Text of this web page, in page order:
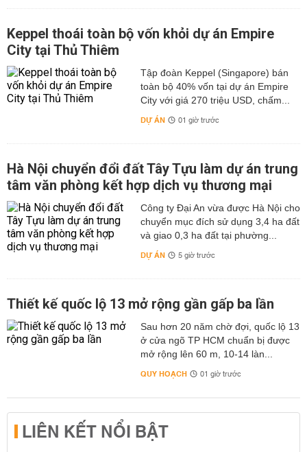
Keppel thoái toàn bộ vốn khỏi dự án Empire
City tại Thủ Thiêm
Tập đoàn Keppel (Singapore) bán
toàn bộ 40% vốn tại dự án Empire
City với giá 270 triệu USD, chấm...
DỰ ÁN 01 giờ trước
Hà Nội chuyển đổi đất Tây Tựu làm dự án trung
tâm văn phòng kết hợp dịch vụ thương mại
Công ty Đại An vừa được Hà Nội cho
chuyển mục đích sử dụng 3,4 ha đất
và giao 0,3 ha đất tại phường...
DỰ ÁN 5 giờ trước
Thiết kế quốc lộ 13 mở rộng gần gấp ba lần
Sau hơn 20 năm chờ đợi, quốc lộ 13
ở cửa ngõ TP HCM chuẩn bị được
mở rộng lên 60 m, 10-14 làn...
QUY HOẠCH 01 giờ trước
LIÊN KẾT NỔI BẬT